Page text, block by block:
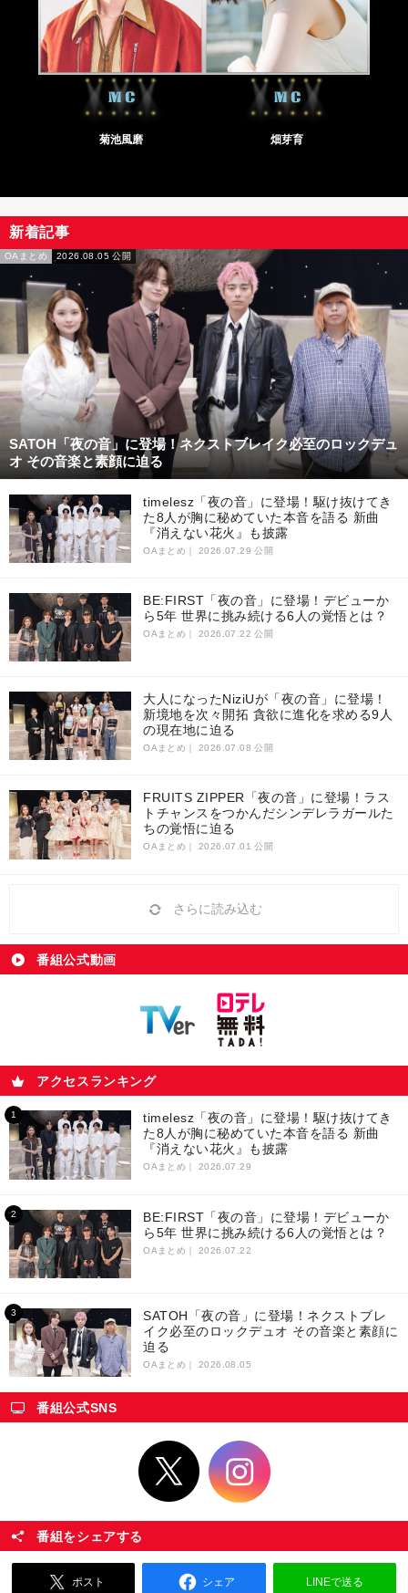
菊池風磨 畑芽育
新着記事
SATOH「夜の音」に登場！ネクストブレイク必至のロックデュ
オ その音楽と素顔に迫る
OAまとめ 2026.08.05 公開
timelesz「夜の音」に登場！駆け抜けてき
た8人が胸に秘めていた本音を語る 新曲
『消えない花火』も披露
OAまとめ｜ 2026.07.29 公開
BE:FIRST「夜の音」に登場！デビューか
ら5年 世界に挑み続ける6人の覚悟とは？
OAまとめ｜ 2026.07.22 公開
大人になったNiziUが「夜の音」に登場！
新境地を次々開拓 貪欲に進化を求める9人
の現在地に迫る
OAまとめ｜ 2026.07.08 公開
FRUITS ZIPPER「夜の音」に登場！ラス
トチャンスをつかんだシンデレラガールた
ちの覚悟に迫る
OAまとめ｜ 2026.07.01 公開
さらに読み込む
番組公式動画
アクセスランキング
timelesz「夜の音」に登場！駆け抜けてき
た8人が胸に秘めていた本音を語る 新曲
『消えない花火』も披露
OAまとめ｜ 2026.07.29
BE:FIRST「夜の音」に登場！デビューか
ら5年 世界に挑み続ける6人の覚悟とは？
OAまとめ｜ 2026.07.22
SATOH「夜の音」に登場！ネクストブレ
イク必至のロックデュオ その音楽と素顔に
迫る
OAまとめ｜ 2026.08.05
番組公式SNS
番組をシェアする
ポスト シェア LINEで送る